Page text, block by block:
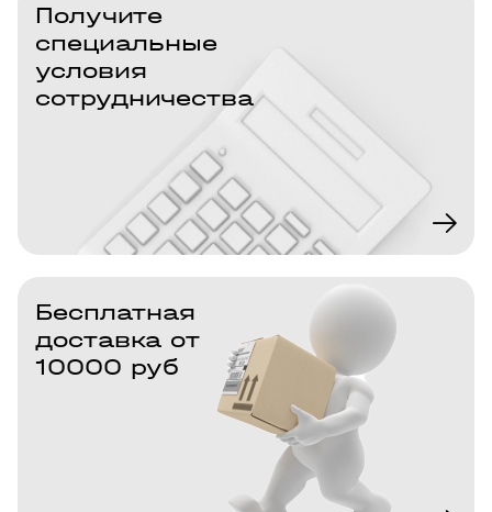
Получите
специальные
условия
сотрудничества
Бесплатная
доставка от
10000 руб